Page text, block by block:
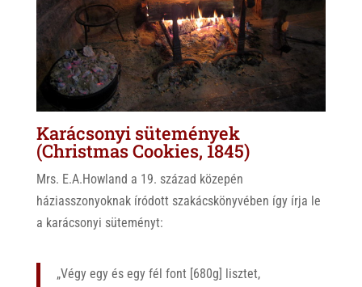
Karácsonyi sütemények
(Christmas Cookies, 1845)
Mrs. E.A.Howland a 19. század közepén
háziasszonyoknak íródott szakácskönyvében így írja le
a karácsonyi süteményt:
„Végy egy és egy fél font [680g] lisztet,